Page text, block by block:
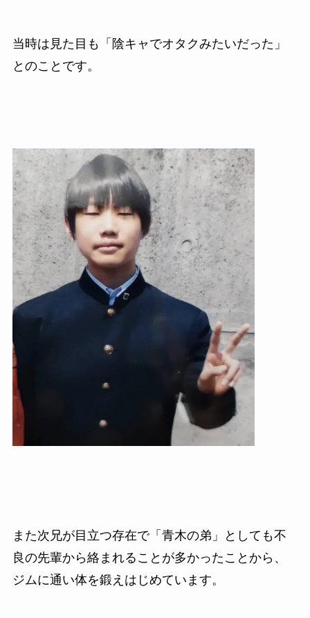
当時は見た目も「陰キャでオタクみたいだった」
とのことです。
また次兄が目立つ存在で「青木の弟」としても不
良の先輩から絡まれることが多かったことから、
ジムに通い体を鍛えはじめています。